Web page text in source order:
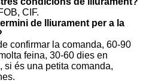
CIF.
de lliurament per a la
confirmar la comanda, 60-90
feina, 30-60 dies en
si és una petita comanda,